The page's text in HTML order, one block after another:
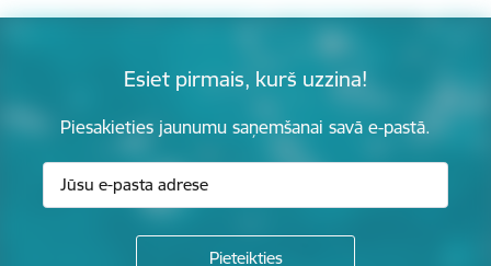
Esiet pirmais, kurš uzzina!
Piesakieties jaunumu saņemšanai savā e-pastā.